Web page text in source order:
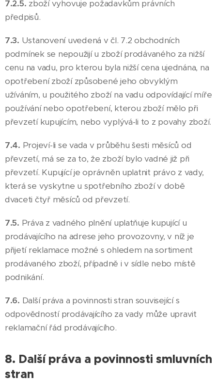
7.2.5. zboží vyhovuje požadavkům právních
předpisů.
7.3. Ustanovení uvedená v čl. 7.2 obchodních
podmínek se nepoužijí u zboží prodávaného za nižší
cenu na vadu, pro kterou byla nižší cena ujednána, na
opotřebení zboží způsobené jeho obvyklým
užíváním, u použitého zboží na vadu odpovídající míře
používání nebo opotřebení, kterou zboží mělo při
převzetí kupujícím, nebo vyplývá-li to z povahy zboží.
7.4. Projeví-li se vada v průběhu šesti měsíců od
převzetí, má se za to, že zboží bylo vadné již při
převzetí. Kupující je oprávněn uplatnit právo z vady,
která se vyskytne u spotřebního zboží v době
dvaceti čtyř měsíců od převzetí.
7.5. Práva z vadného plnění uplatňuje kupující u
prodávajícího na adrese jeho provozovny, v níž je
přijetí reklamace možné s ohledem na sortiment
prodávaného zboží, případně i v sídle nebo místě
podnikání.
7.6. Další práva a povinnosti stran související s
odpovědností prodávajícího za vady může upravit
reklamační řád prodávajícího.
8. Další práva a povinnosti smluvních
stran